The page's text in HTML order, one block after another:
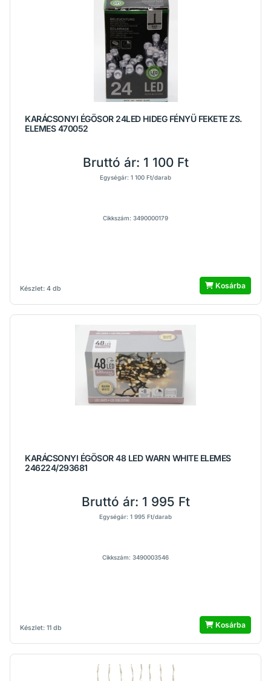
KARÁCSONYI ÉGÖSOR 24LED HIDEG FÉNYÜ FEKETE ZS.
ELEMES 470052
Készlet: 4 db
Bruttó ár: 1 100 Ft
Egységár: 1 100 Ft/darab
Cikkszám: 3490000179
Kosárba
KARÁCSONYI ÉGÖSOR 48 LED WARN WHITE ELEMES
246224/293681
Készlet: 11 db
Bruttó ár: 1 995 Ft
Egységár: 1 995 Ft/darab
Cikkszám: 3490003546
Kosárba